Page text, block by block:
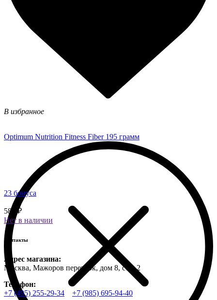
В избранное
Optimum Nutrition Fitness Fiber 195 грамм
23 бонуса
580 ₽
Нет в наличии
Контакты
Адрес магазина:
Москва, Мажоров переулок, дом 8, стр. 2
Телефон:
+7 (495) 255-29-34
+7 (985) 695-94-40